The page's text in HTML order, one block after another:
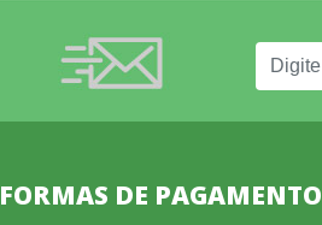
FORMAS DE PAGAMENTO